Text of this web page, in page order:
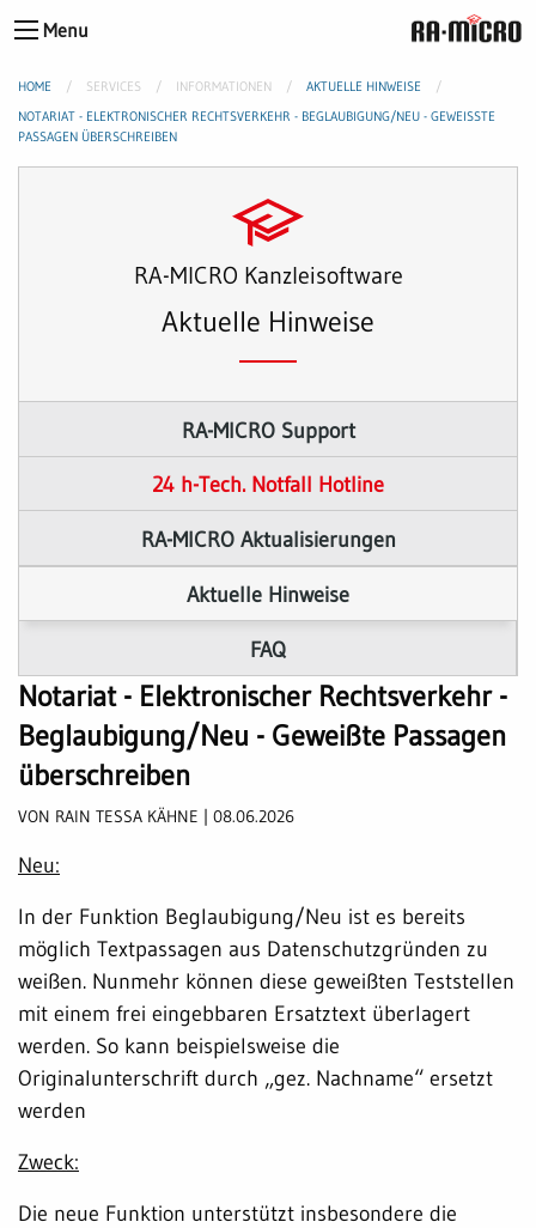
Menu
HOME SERVICES INFORMATIONEN
AKTUELLE HINWEISE
NOTARIAT - ELEKTRONISCHER RECHTSVERKEHR - BEGLAUBIGUNG/NEU - GEWEISSTE P
ASSAGEN ÜBERSCHREIBEN
RA-MICRO Kanzleisoftware
Aktuelle Hinweise
RA-MICRO Support
24 h-Tech. Notfall Hotline
RA-MICRO Aktualisierungen
Aktuelle Hinweise
FAQ
Notariat - Elektronischer Rechtsverkehr -
Beglaubigung/Neu - Geweißte Passagen
überschreiben
VON RAIN TESSA KÄHNE | 08.06.2026
Neu:
In der Funktion Beglaubigung/Neu ist es bereits
möglich Textpassagen aus Datenschutzgründen zu
weißen. Nunmehr können diese geweißten Teststellen
mit einem frei eingebbaren Ersatztext überlagert
werden. So kann beispielsweise die
Originalunterschrift durch „gez. Nachname“ ersetzt
werden
Zweck:
Die neue Funktion unterstützt insbesondere die